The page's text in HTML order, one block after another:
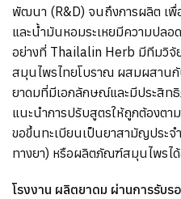
พัฒนา (R&D) จนถึงการผลิต เ
และน้ำมันหอมระเหยมีความปล
อย่างที่ Thailalin Herb มีทีมวิจั
สมุนไพรไทยโบราณ ผสมผสานกั
ยาดมที่มีเอกลักษณ์และมีประสิท
แนะนำการปรับสูตรให้ถูกต้องตา
ขอขึ้นทะเบียนเป็นยาสามัญประ
ทางยา) หรือผลิตภัณฑ์สมุนไพรได้
โรงงาน ผลิตยาดม ผ่านการรับร